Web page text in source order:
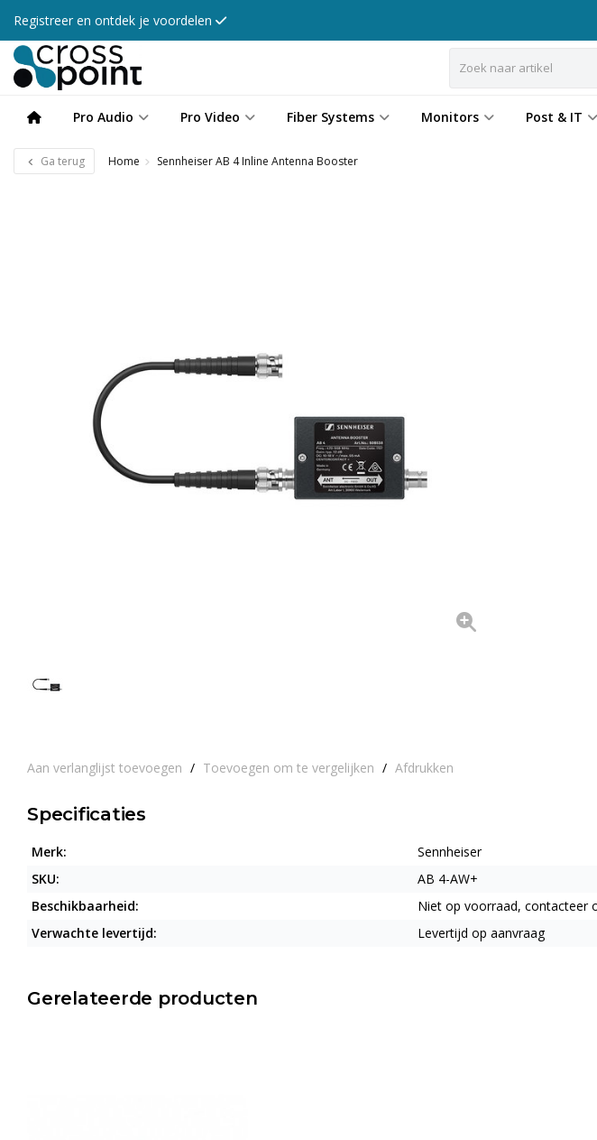
Registreer en ontdek je voordelen
Pro Audio Pro Video Fiber Systems Monitors Post & IT
Ga terug Home Sennheiser AB 4 Inline Antenna Booster
Aan verlanglijst toevoegen / Toevoegen om te vergelijken / Afdrukken
Specificaties
Merk:
Sennheiser
SKU:
AB 4-AW+
Beschikbaarheid:
Niet op voorraad, contacteer
Verwachte levertijd:
Levertijd op aanvraag
Gerelateerde producten